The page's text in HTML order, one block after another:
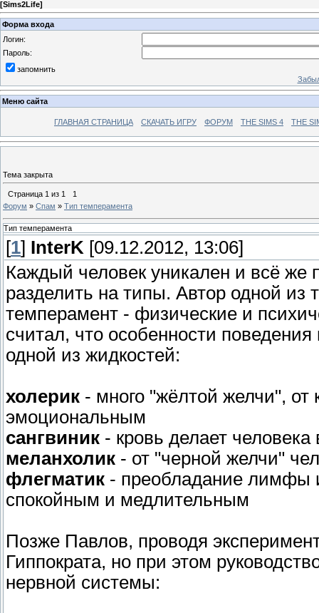
[Sims2Life]
Форма входа
Логин:
Пароль:
запомнить
Меню сайта
ГЛАВНАЯ СТРАНИЦА СКАЧАТЬ ИГРУ ФОРУМ THE SIMS 4 THE
Тема закрыта
Страница 1 из 1
1
Форум » Спам » Тип темперамента
Тип темперамента
[1] InterK [09.12.2012, 13:06]
Каждый человек уникален и всё
разделить на типы. Автор одной из
темперамент - физические и
считал, что особенности
одной из жидкостей:
холерик - много "жёлтой желчи", от
эмоциональным
сангвиник - кровь делает
меланхолик - от "черной желчи"
флегматик - преобладание лимфы
спокойным и медлительным
Позже Павлов, проводя
Гиппократа, но при этом
нервной системы: